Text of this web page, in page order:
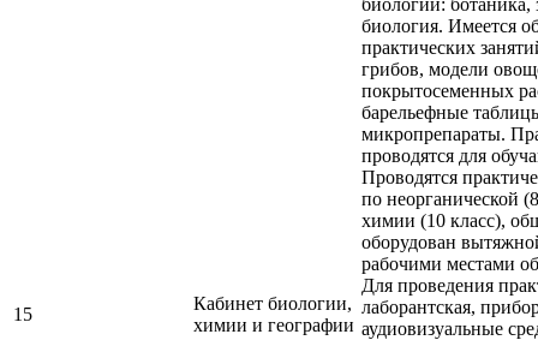
15
Кабинет биологии,
химии и географии
биологии: ботаника,
биология. Имеется
практических
грибов, модели
покрытосеменных
барельефные
микропрепараты.
проводятся для
Проводятся
по неорганической
химии (10 класс),
оборудован
рабочими местами
Для проведения
лаборантская,
аудиовизуальные